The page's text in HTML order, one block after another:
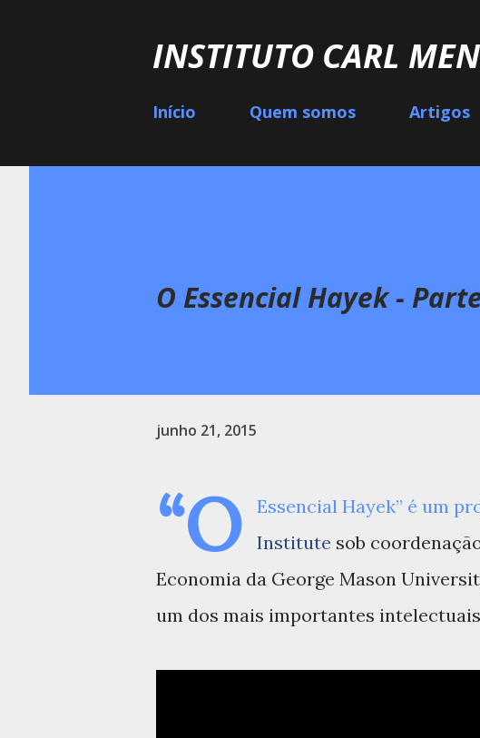
INSTITUTO CARL
Início Quem somos Artigos
O Essencial Hayek -
junho 21, 2015
“O Essencial Hayek” é um
Institute sob
Economia da George Mason
um dos mais importantes intelectuais